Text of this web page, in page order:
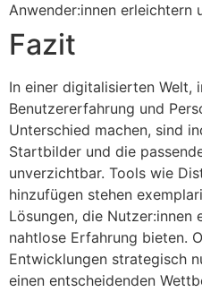
Anwender:innen erleichtern
Fazit
In einer digitalisierten Welt,
Benutzererfahrung und
Unterschied machen, sind
Startbilder und die
unverzichtbar. Tools wie
hinzufügen stehen
Lösungen, die Nutzer:innen
nahtlose Erfahrung bieten.
Entwicklungen strategisch
einen entscheidenden